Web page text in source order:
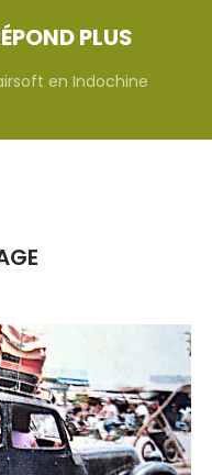
PLUS
en Indochine